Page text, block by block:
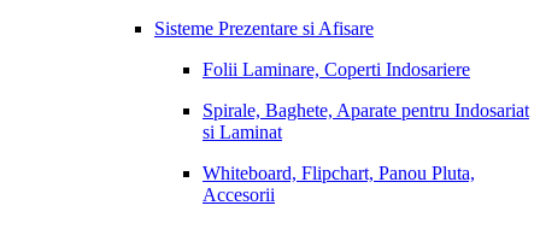
Sisteme Prezentare si Afisare
Folii Laminare, Coperti Indosariere
Spirale, Baghete, Aparate pentru Indosariat
si Laminat
Whiteboard, Flipchart, Panou Pluta,
Accesorii